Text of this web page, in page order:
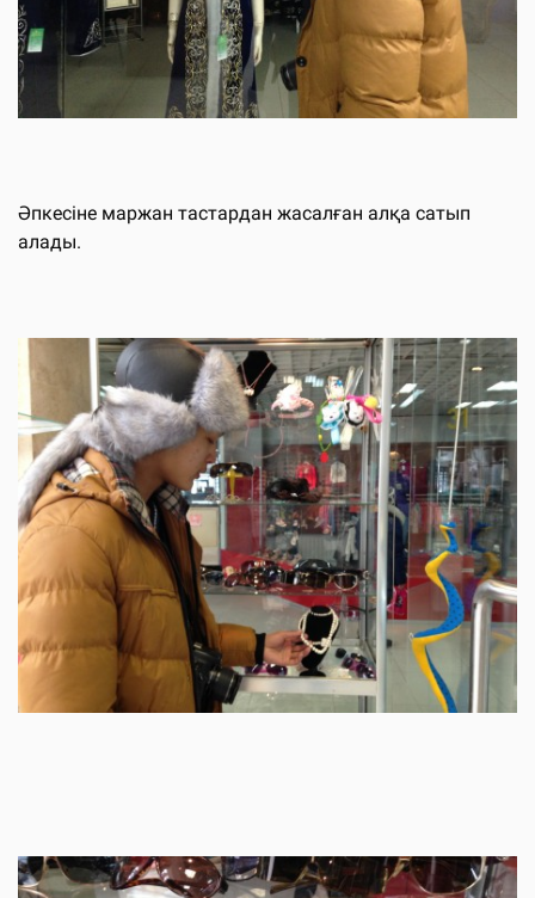
Әпкесіне маржан тастардан жасалған алқа сатып
алады.